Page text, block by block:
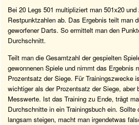
Bei 20 Legs 501 multipliziert man 501x20
Restpunktzahlen ab. Das Ergebnis teilt man
geworfener Darts. So ermittelt man den
Durchschnitt.
Teilt man die Gesamtzahl der gespielten
gewonnenen Spiele und nimmt das Ergebnis
Prozentsatz der Siege. Für Trainingszwecke
wichtiger als der Prozentsatz der Siege, aber
Messwerte. Ist das Training zu Ende, trägt
Durchschnitte in ein Trainingsbuch ein.
langsam steigen, macht man irgendetwas